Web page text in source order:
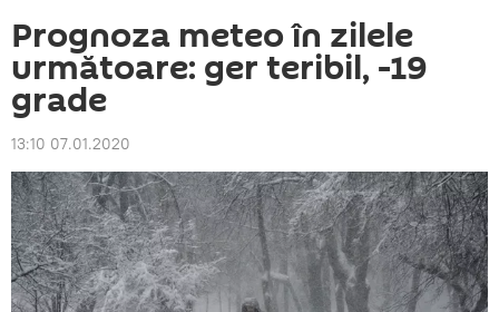
Prognoza meteo în zilele
următoare: ger teribil, -19
grade
13:10 07.01.2020